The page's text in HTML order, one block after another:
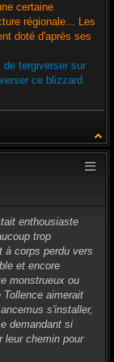
certaine
régionale... Les
doté d'après ses
tergiverser sur
ce blizzard.
enthousiaste
trop
à corps perdu vers
et encore
monstrueux ou
Tollence aimerait
s'installer,
demandant si
leur chemin pour